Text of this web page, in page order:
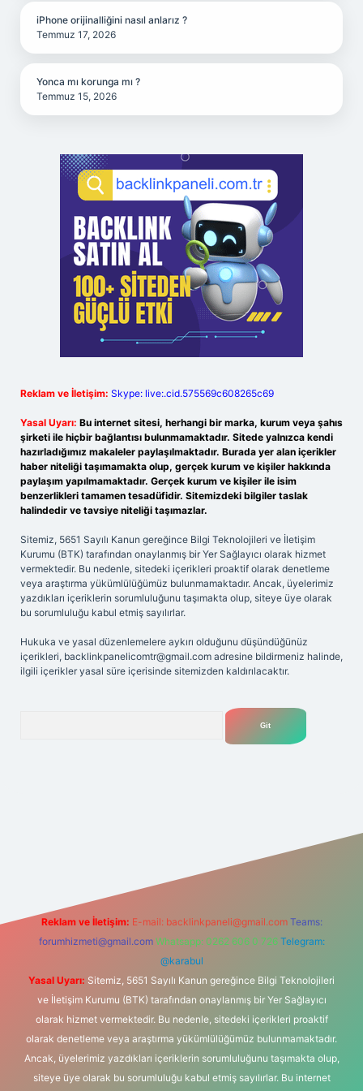
iPhone orijinalliğini nasıl anlarız ?
Temmuz 17, 2026
Yonca mı korunga mı ?
Temmuz 15, 2026
Reklam ve İletişim: Skype: live:.cid.575569c608265c69
Yasal Uyarı: Bu internet sitesi, herhangi bir marka, kurum veya şahıs
şirketi ile hiçbir bağlantısı bulunmamaktadır. Sitede yalnızca kendi
hazırladığımız makaleler paylaşılmaktadır. Burada yer alan içerikler
haber niteliği taşımamakta olup, gerçek kurum ve kişiler hakkında
paylaşım yapılmamaktadır. Gerçek kurum ve kişiler ile isim
benzerlikleri tamamen tesadüfidir. Sitemizdeki bilgiler taslak
halindedir ve tavsiye niteliği taşımazlar.
Sitemiz, 5651 Sayılı Kanun gereğince Bilgi Teknolojileri ve İletişim
Kurumu (BTK) tarafından onaylanmış bir Yer Sağlayıcı olarak hizmet
vermektedir. Bu nedenle, sitedeki içerikleri proaktif olarak denetleme
veya araştırma yükümlülüğümüz bulunmamaktadır. Ancak, üyelerimiz
yazdıkları içeriklerin sorumluluğunu taşımakta olup, siteye üye olarak
bu sorumluluğu kabul etmiş sayılırlar.
Hukuka ve yasal düzenlemelere aykırı olduğunu düşündüğünüz
içerikleri, backlinkpanelicomtr@gmail.com adresine bildirmeniz halinde,
ilgili içerikler yasal süre içerisinde sitemizden kaldırılacaktır.
Reklam ve İletişim: E-mail: backlinkpaneli@gmail.com Teams:
forumhizmeti@gmail.com Whatsapp: 0262 606 0 726 Telegram:
@karabul
Yasal Uyarı: Sitemiz, 5651 Sayılı Kanun gereğince Bilgi Teknolojileri
ve İletişim Kurumu (BTK) tarafından onaylanmış bir Yer Sağlayıcı
olarak hizmet vermektedir. Bu nedenle, sitedeki içerikleri proaktif
olarak denetleme veya araştırma yükümlülüğümüz bulunmamaktadır.
Ancak, üyelerimiz yazdıkları içeriklerin sorumluluğunu taşımakta olup,
siteye üye olarak bu sorumluluğu kabul etmiş sayılırlar. Bu internet